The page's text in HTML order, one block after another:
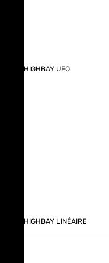
HIGHBAY UFO
HIGHBAY LINÉAIRE